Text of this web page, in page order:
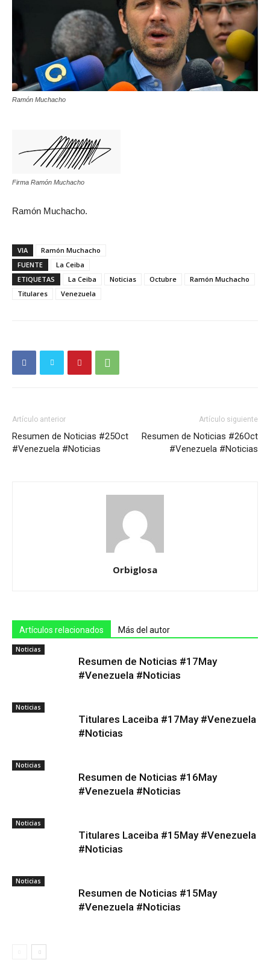
Ramón Muchacho
Firma Ramón Muchacho
Ramón Muchacho.
VIA
Ramón Muchacho
FUENTE
La Ceiba
ETIQUETAS
La Ceiba Noticias Octubre
Ramón Muchacho
Titulares
Venezuela
Artículo anterior
Resumen de Noticias #25Oct
#Venezuela #Noticias
Artículo siguiente
Resumen de Noticias #26Oct
#Venezuela #Noticias
Orbiglosa
Artículos relacionados Más del autor
Noticias
Resumen de Noticias #17May
#Venezuela #Noticias
Noticias
Titulares Laceiba #17May #Venezuela
#Noticias
Noticias
Resumen de Noticias #16May
#Venezuela #Noticias
Noticias
Titulares Laceiba #15May #Venezuela
#Noticias
Noticias
Resumen de Noticias #15May
#Venezuela #Noticias